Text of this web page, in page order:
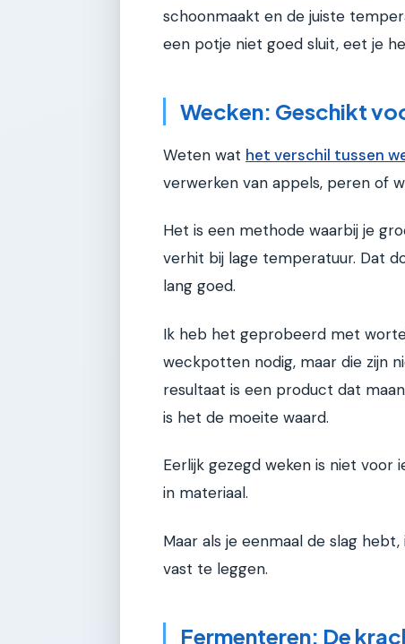
schoonmaakt en de juiste
een potje niet goed sluit, eet je
Wecken: Geschikt
Weten wat het verschil tussen
verwerken van appels, peren of
Het is een methode waarbij je
verhit bij lage temperatuur. Dat
lang goed.
Ik heb het geprobeerd met
weckpotten nodig, maar die zijn
resultaat is een product dat
is het de moeite waard.
Eerlijk gezegd weken is niet
in materiaal.
Maar als je eenmaal de slag
vast te leggen.
Fermenteren: De